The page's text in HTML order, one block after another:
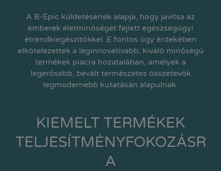
A B-Epic küldetésének alapja, hogy javítsa az
emberek életminőségét fejlett egészségügyi
étrendkiegészítőkkel. E fontos ügy érdekében
elkötelezettek a leginnovatívabb, kiváló minőségű
termékek piacra hozatalában, amelyek a
legerősebb, bevált természetes összetevők
legmodernebb kutatásán alapulnak.
KIEMELT TERMÉKEK
TELJESÍTMÉNYFOKOZÁSR
A